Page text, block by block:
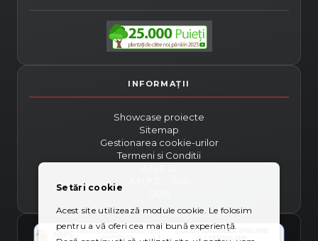
Showcase proiecte
Sitemap
Gestionarea cookie-urilor
Termeni si Conditii
Setări cookie
Acest site utilizează module cookie. Le folosim
pentru a vă oferi cea mai bună experiență.